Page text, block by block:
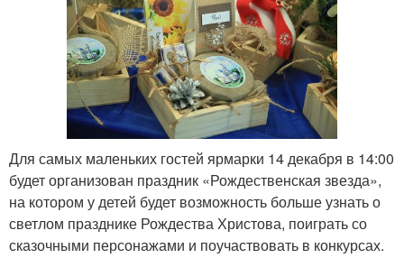
Для самых маленьких гостей ярмарки 14 декабря в 14:00
будет организован праздник «Рождественская звезда»,
на котором у детей будет возможность больше узнать о
светлом празднике Рождества Христова, поиграть со
сказочными персонажами и поучаствовать в конкурсах.